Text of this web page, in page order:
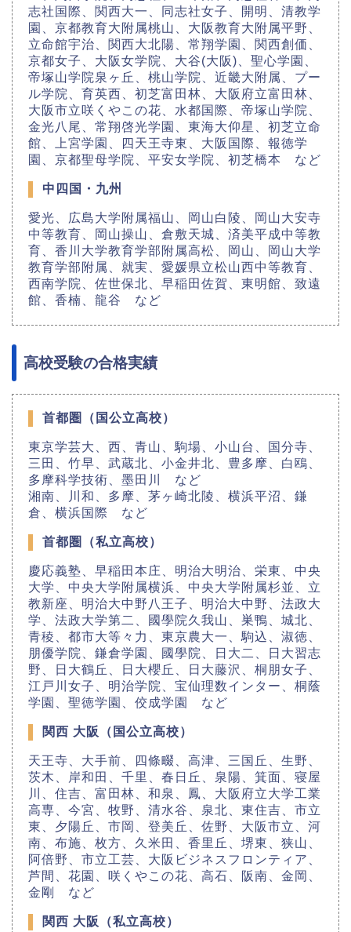
志社国際、関西大一、同志社女子、開明、清教学
園、京都教育大附属桃山、大阪教育大附属平野、
立命館宇治、関西大北陽、常翔学園、関西創価、
京都女子、大阪女学院、大谷(大阪)、聖心学園、
帝塚山学院泉ヶ丘、桃山学院、近畿大附属、プー
ル学院、育英西、初芝富田林、大阪府立富田林、
大阪市立咲くやこの花、水都国際、帝塚山学院、
金光八尾、常翔啓光学園、東海大仰星、初芝立命
館、上宮学園、四天王寺東、大阪国際、報徳学
園、京都聖母学院、平安女学院、初芝橋本 など
中四国・九州
愛光、広島大学附属福山、岡山白陵、岡山大安寺
中等教育、岡山操山、倉敷天城、済美平成中等教
育、香川大学教育学部附属高松、岡山、岡山大学
教育学部附属、就実、愛媛県立松山西中等教育、
西南学院、佐世保北、早稲田佐賀、東明館、致遠
館、香楠、龍谷 など
高校受験の合格実績
首都圏（国公立高校）
東京学芸大、西、青山、駒場、小山台、国分寺、
三田、竹早、武蔵北、小金井北、豊多摩、白鴎、
多摩科学技術、墨田川 など
湘南、川和、多摩、茅ヶ崎北陵、横浜平沼、鎌
倉、横浜国際 など
首都圏（私立高校）
慶応義塾、早稲田本庄、明治大明治、栄東、中央
大学、中央大学附属横浜、中央大学附属杉並、立
教新座、明治大中野八王子、明治大中野、法政大
学、法政大学第二、國學院久我山、巣鴨、城北、
青稜、都市大等々力、東京農大一、駒込、淑徳、
朋優学院、鎌倉学園、國學院、日大二、日大習志
野、日大鶴丘、日大櫻丘、日大藤沢、桐朋女子、
江戸川女子、明治学院、宝仙理数インター、桐蔭
学園、聖徳学園、佼成学園 など
関西 大阪（国公立高校）
天王寺、大手前、四條畷、高津、三国丘、生野、
茨木、岸和田、千里、春日丘、泉陽、箕面、寝屋
川、住吉、富田林、和泉、鳳、大阪府立大学工業
高専、今宮、牧野、清水谷、泉北、東住吉、市立
東、夕陽丘、市岡、登美丘、佐野、大阪市立、河
南、布施、枚方、久米田、香里丘、堺東、狭山、
阿倍野、市立工芸、大阪ビジネスフロンティア、
芦間、花園、咲くやこの花、高石、阪南、金岡、
金剛 など
関西 大阪（私立高校）